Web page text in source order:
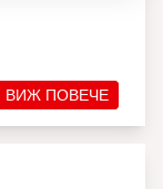
ВИЖ ПОВЕЧЕ